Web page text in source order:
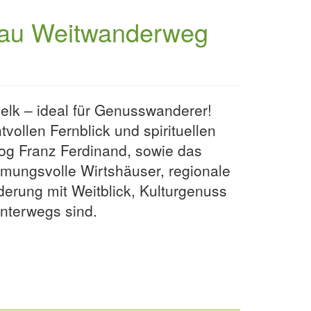
Weitwanderweg
– ideal für Genusswanderer!
Fernblick und spirituellen
Franz Ferdinand, sowie das
Wirtshäuser, regionale
mit Weitblick, Kulturgenuss
sind.